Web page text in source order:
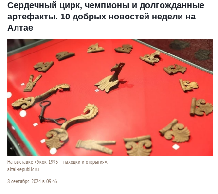
Сердечный цирк, чемпионы и долгожданные
артефакты. 10 добрых новостей недели на
Алтае
На выставке «Укок 1993 – находки и открытия».
altai-republic.ru
8 сентября 2024 в 09:46